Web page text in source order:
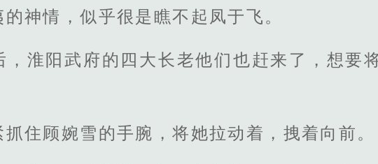
神情，似乎很是瞧不起凤于飞。
，淮阳武府的四大长老他们也赶来了，想要
住顾婉雪的手腕，将她拉动着，拽着向前。